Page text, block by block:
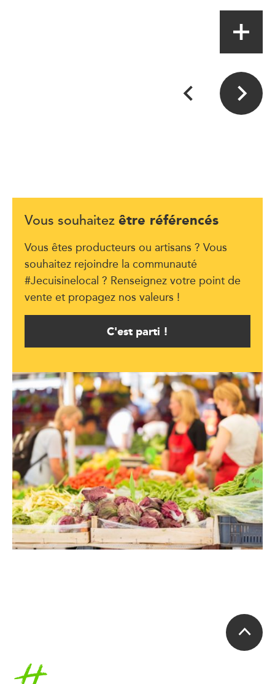
Vous souhaitez être référencés
Vous êtes producteurs ou artisans ? Vous
souhaitez rejoindre la communauté
#Jecuisinelocal ? Renseignez votre point de
vente et propagez nos valeurs !
C'est parti !
Accueil